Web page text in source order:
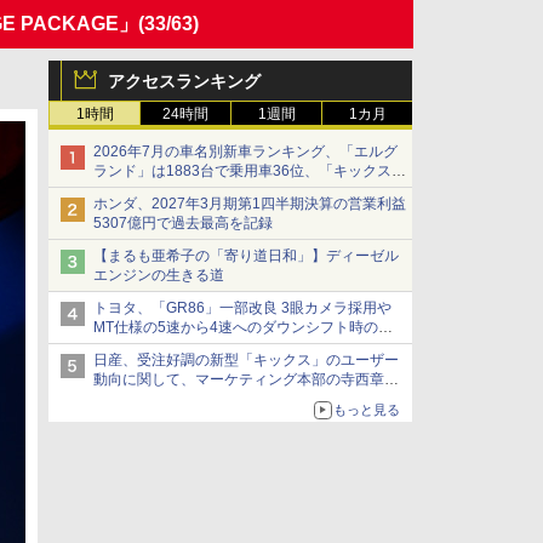
PACKAGE」 (33/63)
アクセスランキング
1時間 24時間 1週間 1カ月
2026年7月の車名別新車ランキング、「エルグ
ランド」は1883台で乗用車36位、「キックス」
は2591台で27位に
ホンダ、2027年3月期第1四半期決算の営業利益
5307億円で過去最高を記録
【まるも亜希子の「寄り道日和」】ディーゼル
エンジンの生きる道
トヨタ、「GR86」一部改良 3眼カメラ採用や
MT仕様の5速から4速へのダウンシフト時の操
作性向上など
日産、受注好調の新型「キックス」のユーザー
動向に関して、マーケティング本部の寺西章氏
もっと見る